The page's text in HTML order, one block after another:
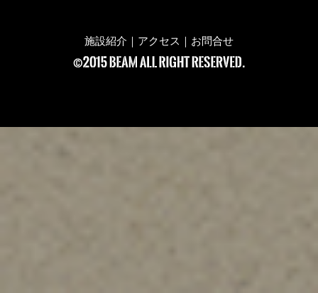
施設紹介 ｜ アクセス ｜ お問合せ